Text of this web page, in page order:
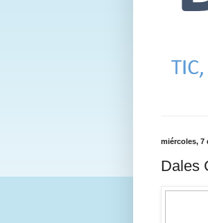
miércoles, 7
Dales